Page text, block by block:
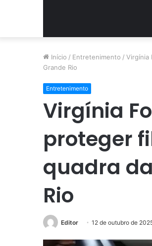
Início / Entretenimento / Virgínia
Grande Rio
Entretenimento
Virgínia
proteger
quadra
Rio
Editor 12 de outubro de